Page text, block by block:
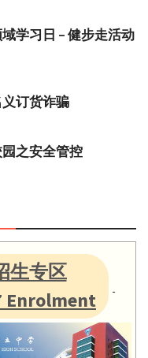
学习日 – 健步走活动
订货诈骗
之安全管控
生专区
Enrolment